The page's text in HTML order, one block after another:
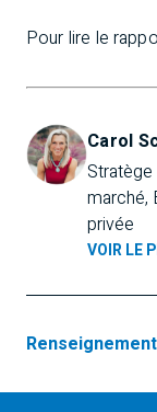
Pour lire le
Carol
marché,
privée
VOIR LE